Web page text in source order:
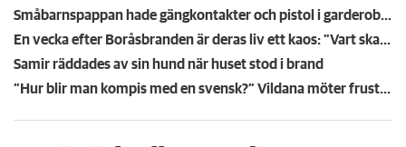
Småbarnspappan hade gängkontakter och pistol i garderoben – nu river värden hyreskontraktet
En vecka efter Boråsbranden är deras liv ett kaos: "Vart ska jag ta vägen?"
Samir räddades av sin hund när huset stod i brand
”Hur blir man kompis med en svensk?” Vildana möter frustrationen på Norrby